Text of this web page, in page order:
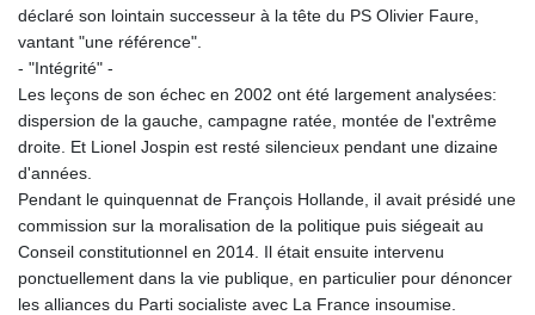
déclaré son lointain successeur à la tête du PS Olivier Faure,
vantant "une référence".
- "Intégrité" -
Les leçons de son échec en 2002 ont été largement analysées:
dispersion de la gauche, campagne ratée, montée de l'extrême
droite. Et Lionel Jospin est resté silencieux pendant une dizaine
d'années.
Pendant le quinquennat de François Hollande, il avait présidé une
commission sur la moralisation de la politique puis siégeait au
Conseil constitutionnel en 2014. Il était ensuite intervenu
ponctuellement dans la vie publique, en particulier pour dénoncer
les alliances du Parti socialiste avec La France insoumise.